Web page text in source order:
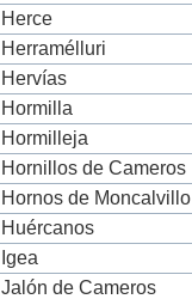
Herce
Herramélluri
Hervías
Hormilla
Hormilleja
Hornillos de Cameros
Hornos de Moncalvillo
Huércanos
Igea
Jalón de Cameros